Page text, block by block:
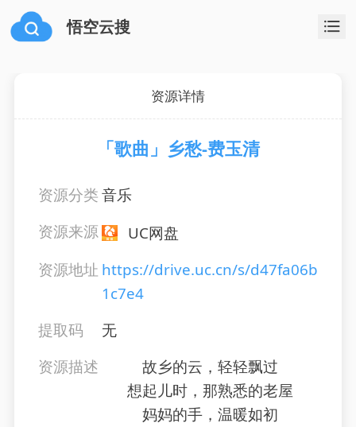
悟空云搜
资源详情
「歌曲」乡愁-费玉清
资源分类音乐
资源来源
UC网盘
资源地址 https://drive.uc.cn/s/d47fa06b
1c7e4
提取码
无
资源描述
故乡的云，轻轻飘过
想起儿时，那熟悉的老屋
妈妈的手，温暖如初